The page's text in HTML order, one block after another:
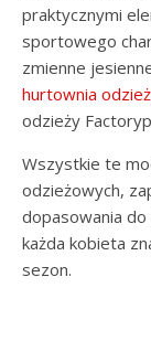
praktycznymi
sportowego
zmienne
hurtownia
odzieży
Wszystkie te
odzieżowych,
dopasowania do
każda kobieta
sezon.